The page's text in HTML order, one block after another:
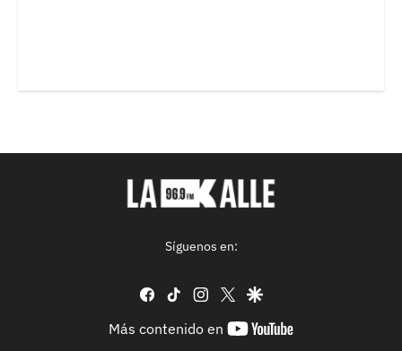
Síguenos en:
facebook
tiktok instagram
twittergoogle
Más contenido en
youtube-